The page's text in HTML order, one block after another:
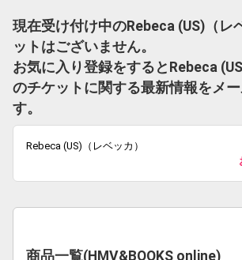
現在受け付け中のRebeca (US)（レ
ットはございません。
お気に入り登録をするとRebeca
のチケットに関する最新情報をメ
す。
Rebeca (US)（レベッカ）
商品一覧(HMV&BOOKS online)